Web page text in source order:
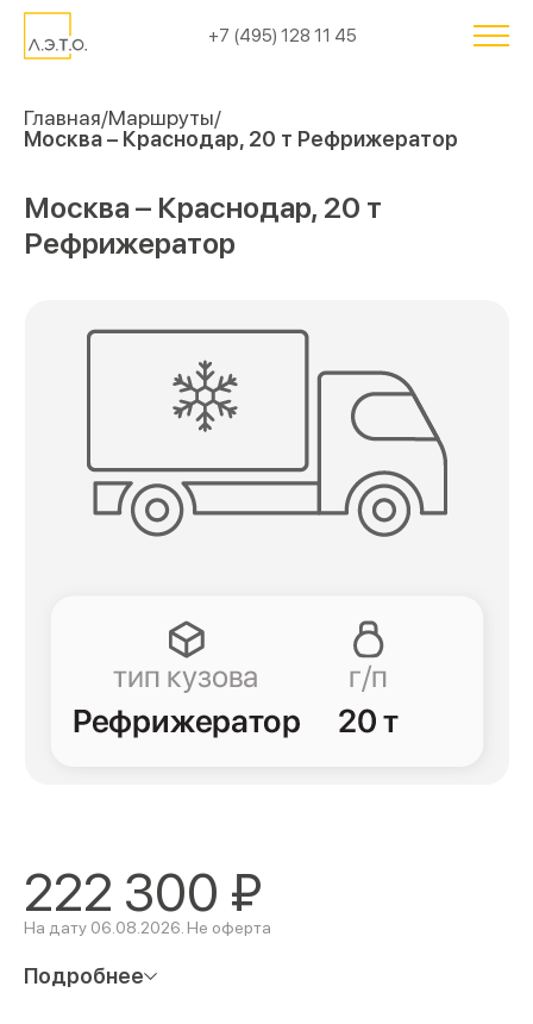
+7 (495) 128 11 45
Главная Маршруты
Москва – Краснодар, 20 т Рефрижератор
Москва – Краснодар, 20 т
Рефрижератор
222 300 ₽
На дату 06.08.2026. Не оферта
Подробнее